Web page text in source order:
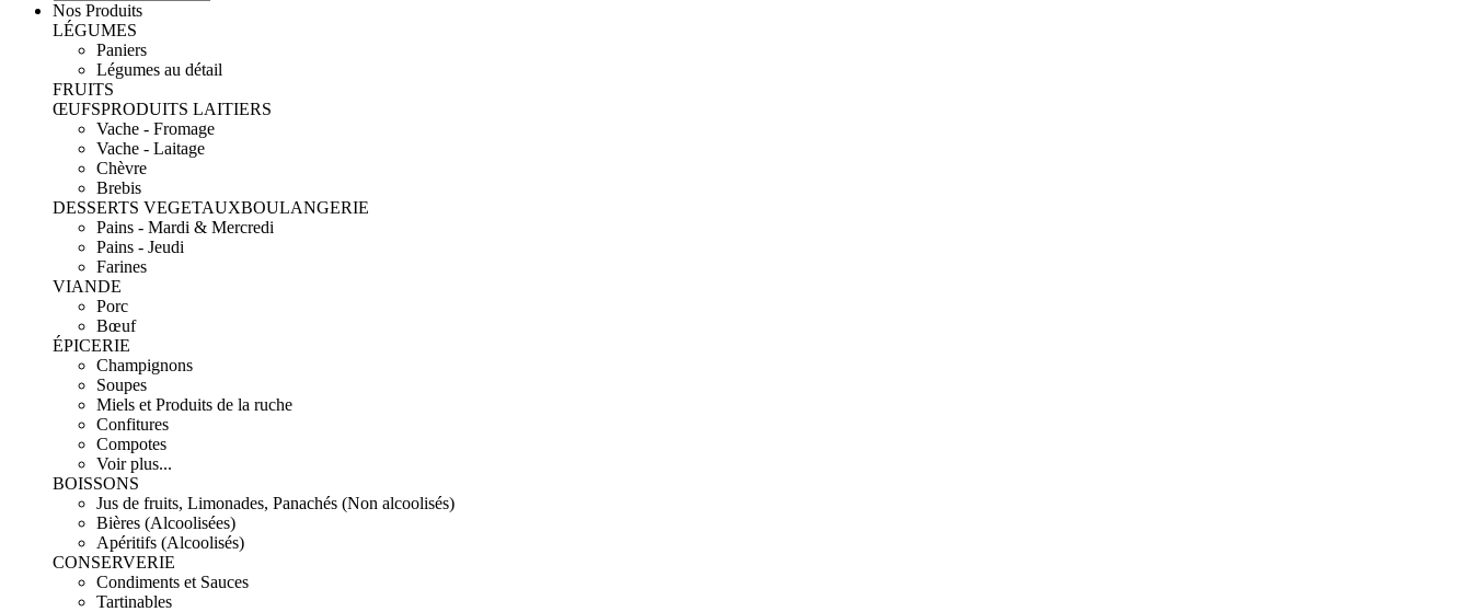
Nos Produits
LÉGUMES
Paniers
Légumes au détail
FRUITS
ŒUFSPRODUITS LAITIERS
Vache - Fromage
Vache - Laitage
Chèvre
Brebis
DESSERTS VEGETAUXBOULANGERIE
Pains - Mardi & Mercredi
Pains - Jeudi
Farines
VIANDE
Porc
Bœuf
ÉPICERIE
Champignons
Soupes
Miels et Produits de la ruche
Confitures
Compotes
Voir plus...
BOISSONS
Jus de fruits, Limonades, Panachés (Non alcoolisés)
Bières (Alcoolisées)
Apéritifs (Alcoolisés)
CONSERVERIE
Condiments et Sauces
Tartinables